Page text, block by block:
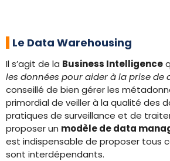
Le Data Warehousing
Il s’agit de la Business Intelligence
les données pour aider à la prise de
conseillé de bien gérer les
primordial de veiller à la qualité des
pratiques de surveillance et de
proposer un modèle de data
est indispensable de proposer tous
sont interdépendants.